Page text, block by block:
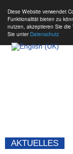
Diese Website verwendet
Funktionalität bieten zu
nutzen, akzeptieren Sie die
Sie unter Datenschutz
AKTUELLES